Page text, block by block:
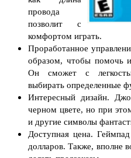
провода
позволит с
комфортом играть.
Проработанное
образом, чтобы помочь
Он сможет с
выбирать определенные
Интересный дизайн.
черном цвете, но при
и другие символы
Доступная цена.
долларов. Также, вполне